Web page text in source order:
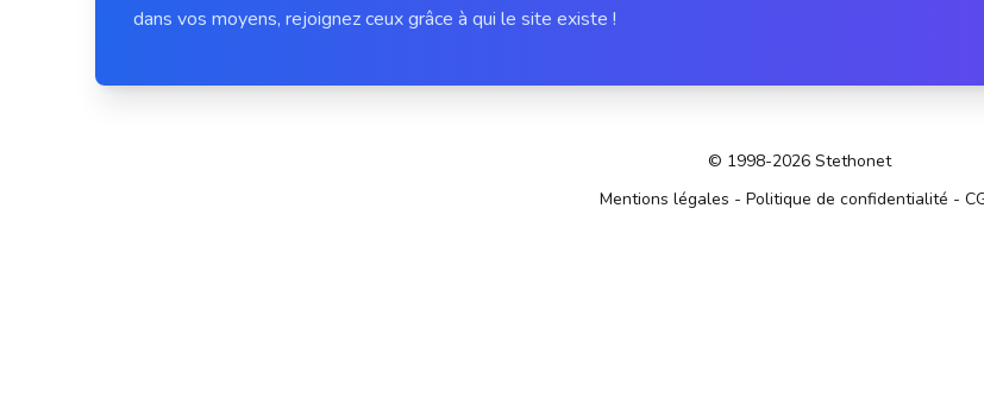
dans vos moyens, rejoignez ceux grâce à qui le site existe !
© 1998-2026 Stethonet
Mentions légales - Politique de confidentialité -